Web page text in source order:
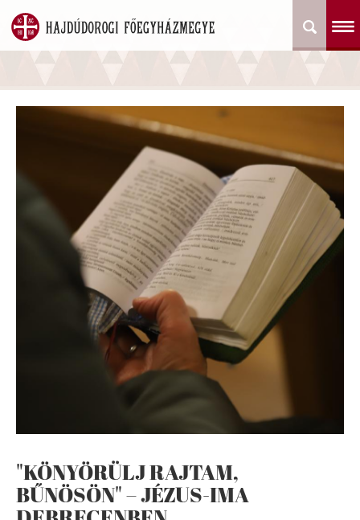
"KÖNYÖRÜLJ RAJTAM,
BŰNÖSÖN" – JÉZUS-IMA